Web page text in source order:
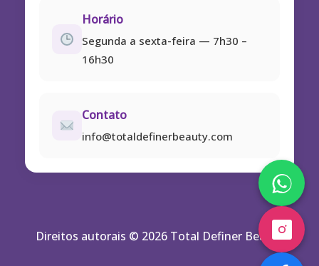
Horário
Segunda a sexta-feira — 7h30 –
16h30
Contato
info@totaldefinerbeauty.com
Direitos autorais © 2026 Total Definer Beauty